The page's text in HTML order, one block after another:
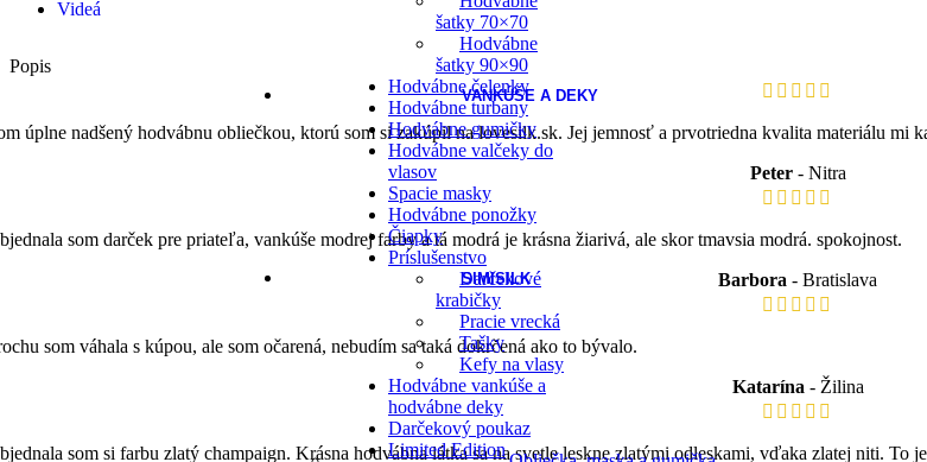
VANKÚŠE A DEKY
SIMISILK
šatky 70×70
Hodvábne
šatky 90×90
Hodvábne čelenky
Hodvábne turbany
Hodvábne gumičky
Hodvábne valčeky do
vlasov
Spacie masky
Hodvábne ponožky
Čiapky
Príslušenstvo
Darčekové
krabičky
Pracie vrecká
Tašky
Kefy na vlasy
Hodvábne vankúše a
hodvábne deky
Darčekový poukaz
Limited Edition
Videá
Popis
úplne nadšený hodvábnu obliečkou, ktorú som si zakúpil na lovesilk.sk. Jej jemnosť a prvotriedna kvalita materiálu mi
Peter
Nitra
som darček pre priateľa, vankúše modrej farby a tá modrá je krásna žiarivá, ale skor tmavsia modrá. spokojnost.
Barbora
Bratislava
som váhala s kúpou, ale som očarená, nebudím sa taká dokrčená ako to bývalo.
Katarína
Žilina
som si farbu zlatý champaign. Krásna hodvábna látka sa na svetle leskne zlatými odleskami, vďaka zlatej niti.